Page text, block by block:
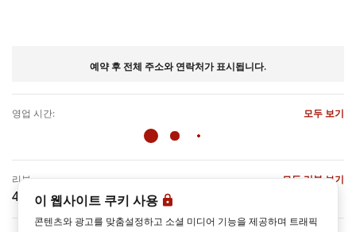
이 웹사이트 쿠키 사용
콘텐츠와 광고를 맞춤설정하고 소셜 미디어 기능을 제공하며 트래픽
예약 후 전체 주소와 연락처가 표시됩니다.
영업 시간: 모두 보기
리뷰 모든 리뷰 보기
4.8 (100 리뷰)